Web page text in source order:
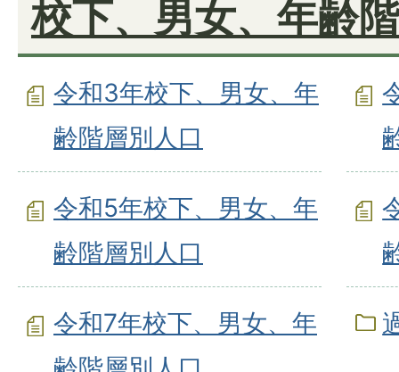
校下、男女、年齢
令和3年校下、男女、年
齢階層別人口
令和5年校下、男女、年
齢階層別人口
令和7年校下、男女、年